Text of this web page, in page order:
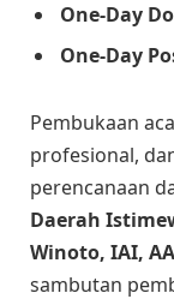
One-Day
One-Day
Pembukaan
profesional,
perencanaan
Daerah
Winoto, IAI,
sambutan